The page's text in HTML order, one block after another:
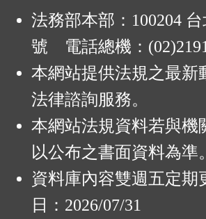
法務部本部：100204
號 電話總機：
本網站提供法規之最新
法律諮詢服務。
本網站法規資料若與機
以公布之書面資料為準。
資料庫內容雙週五定
日：2026/07/31